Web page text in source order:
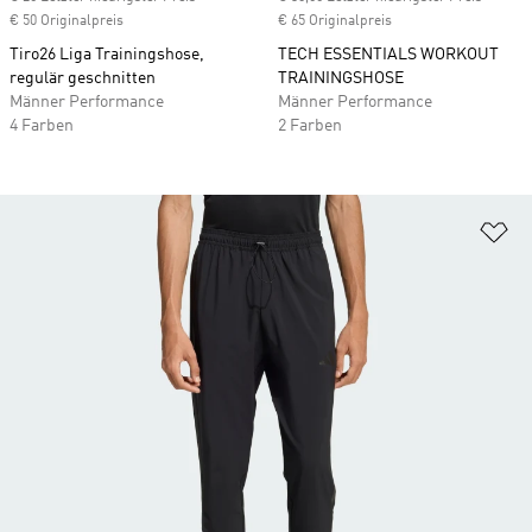
€ 50 Originalpreis
Tiro26 Liga Trainingshose,
regulär geschnitten
Männer Performance
4 Farben
€ 65 Originalpreis
TECH ESSENTIALS WORKOUT
TRAININGSHOSE
Männer Performance
2 Farben